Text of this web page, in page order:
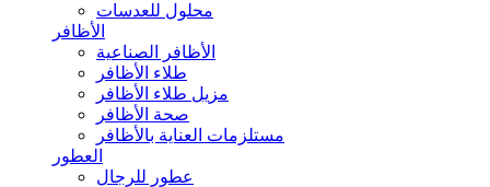
محلول للعدسات
الأظافر
الأظافر الصناعية
طلاء الأظافر
مزيل طلاء الأظافر
صحة الأظافر
مستلزمات العناية بالأظافر
العطور
عطور للرجال